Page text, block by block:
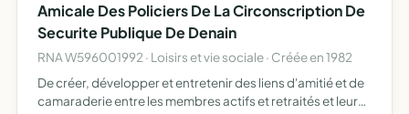
Amicale Des Policiers De La Circonscription De
Securite Publique De Denain
RNA W596001992 · Loisirs et vie sociale · Créée en 1982
De créer, développer et entretenir des liens d'amitié et de
camaraderie entre les membres actifs et retraités et leurs